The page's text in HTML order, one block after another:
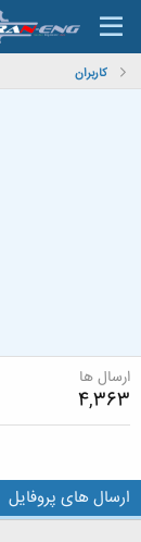
کاربران
ارسال ها
4,363
ارسال های پروفایل